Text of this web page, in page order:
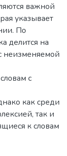
важной
указывает
По
делится на
неизменяемой
с
как среди
так и
к словам